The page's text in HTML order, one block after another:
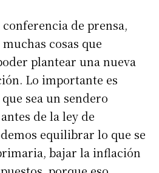
de prensa,
cosas que
plantear una nueva
Lo importante es
sea un sendero
de la ley de
equilibrar lo que se
bajar la inflación